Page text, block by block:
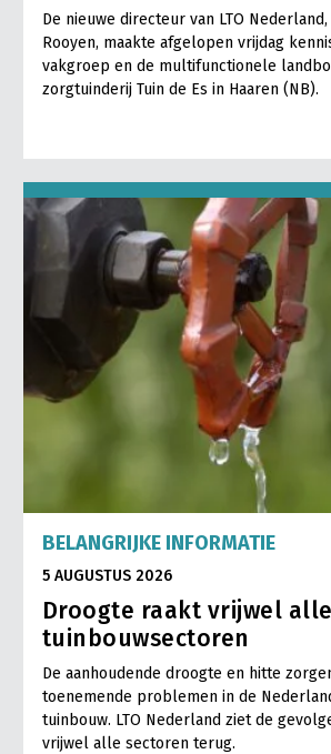
De nieuwe directeur van LTO Nederland,
Rooyen, maakte afgelopen vrijdag
vakgroep en de multifunctionele
zorgtuinderij Tuin de Es in Haaren (NB).
BELANGRIJKE INFORMATIE
5 AUGUSTUS 2026
Droogte raakt vrijwel
tuinbouwsectoren
De aanhoudende droogte en hitte
toenemende problemen in de
tuinbouw. LTO Nederland ziet de
vrijwel alle sectoren terug.